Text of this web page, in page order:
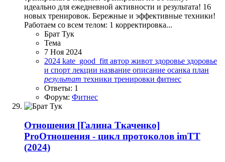
идеально для ежедневной активности и результата! 16
новых тренировок. Бережные и эффективные техники!
Работаем со всем телом: 1 корректировка...
Брат Тук
Тема
7 Ноя 2024
2024 kate_good_fitt автор живот здоровье здоровье
и спорт лекции название описание осанка план
результат техники тренировки фитнес
Ответы: 1
Форум: Фитнес
Отношения [Галина Ткаченко]
ProОтношения - цикл протоколов imTT
(2024)